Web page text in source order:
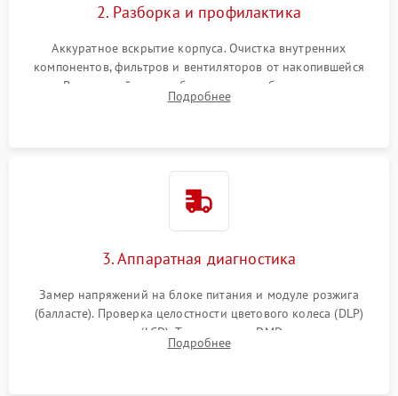
2. Разборка и профилактика
Аккуратное вскрытие корпуса. Очистка внутренних
компонентов, фильтров и вентиляторов от накопившейся
пыли. Визуальный осмотр блока питания, балласта лампы и
материнской платы на наличие прогаров или вздутых
Подробнее
3. Аппаратная диагностика
Замер напряжений на блоке питания и модуле розжига
(балласте). Проверка целостности цветового колеса (DLP)
или поляризаторов (LCD). Тестирование DMD-чипа, датчиков
температуры и оптопар с помощью мультиметра и
Подробнее